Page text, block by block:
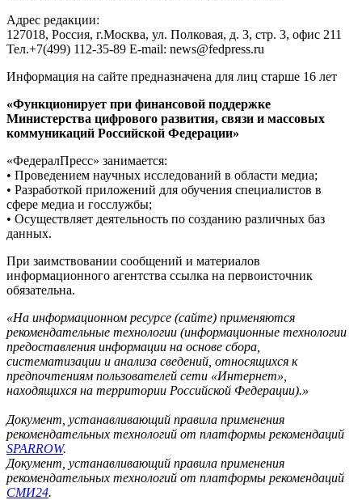
Адрес редакции:
127018, Россия, г.Москва, ул. Полковая, д. 3, стр. 3, офис 211
Тел.+7(499) 112-35-89 E-mail: news@fedpress.ru
Информация на сайте предназначена для лиц старше 16 лет
«Функционирует при финансовой поддержке
Министерства цифрового развития, связи и массовых
коммуникаций Российской Федерации»
«ФедералПресс» занимается:
• Проведением научных исследований в области медиа;
• Разработкой приложений для обучения специалистов в
сфере медиа и госслужбы;
• Осуществляет деятельность по созданию различных баз
данных.
При заимствовании сообщений и материалов
информационного агентства ссылка на первоисточник
обязательна.
«На информационном ресурсе (сайте) применяются
рекомендательные технологии (информационные технологии
предоставления информации на основе сбора,
систематизации и анализа сведений, относящихся к
предпочтениям пользователей сети «Интернет»,
находящихся на территории Российской Федерации).»
Документ, устанавливающий правила применения
рекомендательных технологий от платформы рекомендаций
SPARROW.
Документ, устанавливающий правила применения
рекомендательных технологий от платформы рекомендаций
СМИ24.